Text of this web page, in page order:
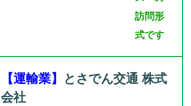
訪問形
式です
【運輸業】
とさでん交通 株式
会社